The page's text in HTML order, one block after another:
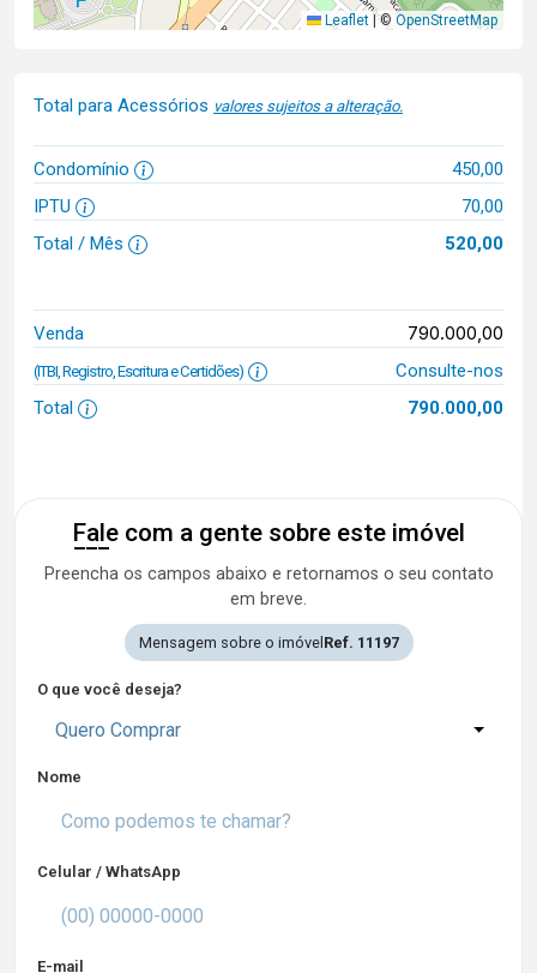
Leaflet © OpenStreetMap
Total para Acessórios valores sujeitos a alteração.
Condomínio
450,00
IPTU
70,00
Total / Mês
520,00
Venda 790.000,00
(ITBI, Registro, Escritura e Certidões)
Consulte-nos
Total
790.000,00
Fale com a gente sobre este imóvel
Preencha os campos abaixo e retornamos o seu contato
em breve.
Mensagem sobre o imóvel Ref. 11197
O que você deseja?
Quero Comprar
Nome
Celular / WhatsApp
E-mail